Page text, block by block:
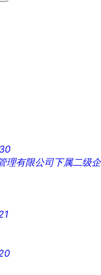
理有限公司下属二级企